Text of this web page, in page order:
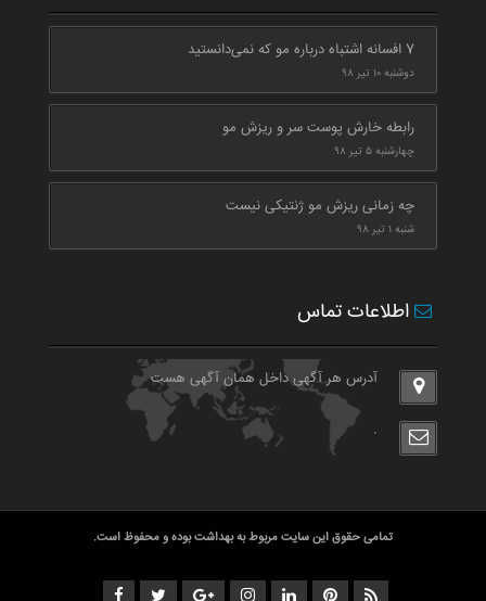
7 افسانه اشتباه درباره مو که نمی‌دانستید
دوشنبه ۱۰ تیر ۹۸
رابطه خارش پوست سر و ریزش مو
چهارشنبه ۵ تیر ۹۸
چه زمانی ریزش مو ژنتیکی نیست
شنبه ۱ تیر ۹۸
اطلاعات تماس
آدرس هر آگهی داخل همان آگهی هست
.
تمامی حقوق این سایت مربوط به بهداشت بوده و محفوظ است.